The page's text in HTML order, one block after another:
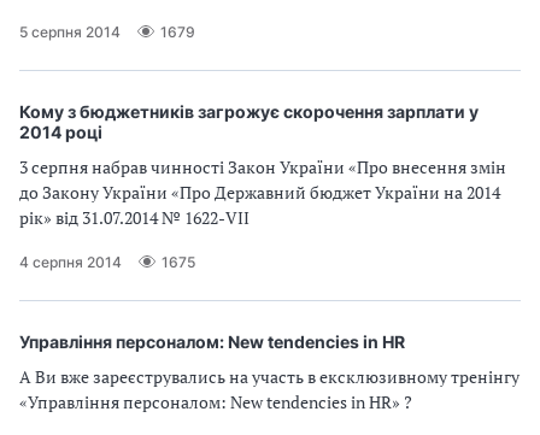
5 серпня 2014 1679
Кому з бюджетників загрожує скорочення зарплати у
2014 році
3 серпня набрав чинності Закон України «Про внесення змін
до Закону України «Про Державний бюджет України на 2014
рік» від 31.07.2014 № 1622-VІІ
4 серпня 2014 1675
Управління персоналом: New tendencies in HR
А Ви вже зареєструвались на участь в ексклюзивному тренінгу
«Управління персоналом: New tendencies in HR» ?